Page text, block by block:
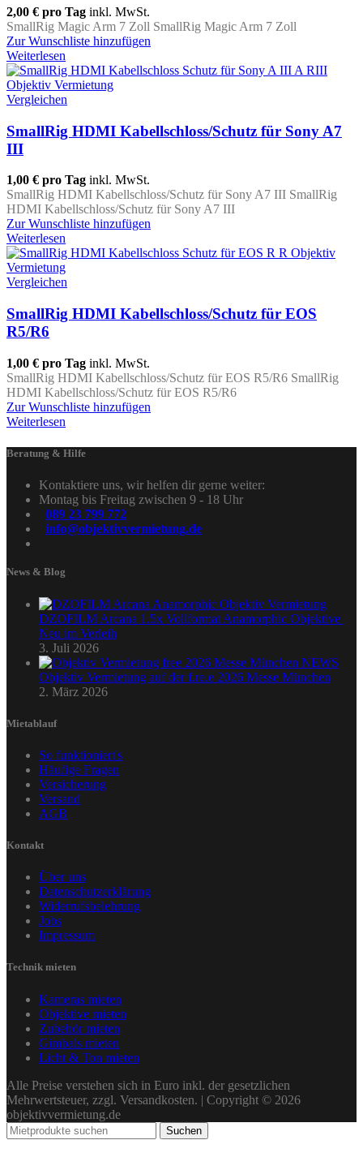
2,00 € pro Tag inkl. MwSt.
SmallRig Magic Arm 7 Zoll SmallRig Magic Arm 7 Zoll
Zur Wunschliste hinzufügen
Weiterlesen
Vergleichen
SmallRig HDMI Kabellschloss/Schutz für Sony A7
III
1,00 € pro Tag inkl. MwSt.
SmallRig HDMI Kabellschloss/Schutz für Sony A7 III SmallRig
HDMI Kabellschloss/Schutz für Sony A7 III
Zur Wunschliste hinzufügen
Weiterlesen
Vergleichen
SmallRig HDMI Kabellschloss/Schutz für EOS
R5/R6
1,00 € pro Tag inkl. MwSt.
SmallRig HDMI Kabellschloss/Schutz für EOS R5/R6 SmallRig
HDMI Kabellschloss/Schutz für EOS R5/R6
Zur Wunschliste hinzufügen
Weiterlesen
Beratung & Hilfe
Kontaktiere uns, wir helfen dir gerne weiter:
Montag bis Freitag zwischen 9 - 18 Uhr
089 23 799 772
info@objektivvermietung.de
News & Blog
DZOFILM Arcana 1.5x Vollformat Anamorphic Objektive |
Neu im Verleih
3. Juli 2026
Objektiv Vermietung auf der f.re.e 2026 Messe München
2. März 2026
Mietablauf
So funktioniert's
Häufige Fragen
Versicherung
Versand
AGB
Kontakt
Über uns
Datenschutzerklärung
Widerrufsbelehrung
Jobs
Impressum
Technik mieten
Kameras mieten
Objektive mieten
Zubehör mieten
Gimbals mieten
Licht & Ton mieten
Alle Preise verstehen sich in Euro inkl. der gesetzlichen
Mehrwertsteuer, zzgl. Versandkosten. | Copyright © 2026
objektivvermietung.de
Suchen